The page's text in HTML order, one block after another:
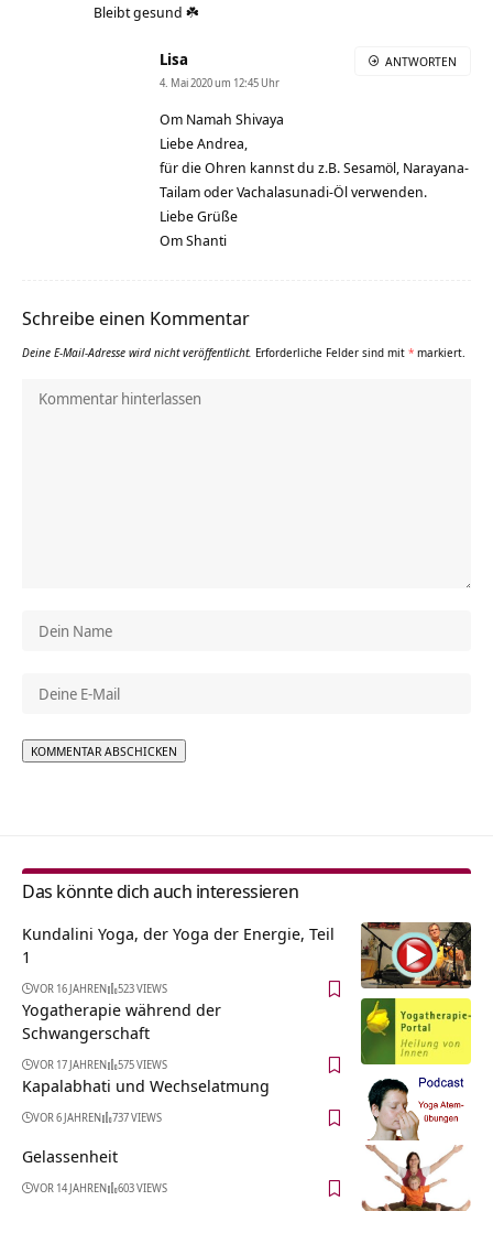
Bleibt gesund ☘️
Lisa
4. Mai 2020 um 12:45 Uhr
Om Namah Shivaya
Liebe Andrea,
für die Ohren kannst du z.B. Sesamöl, Narayana-
Tailam oder Vachalasunadi-Öl verwenden.
Liebe Grüße
Om Shanti
ANTWORTEN
Schreibe einen Kommentar
Deine E-Mail-Adresse wird nicht veröffentlicht. Erforderliche Felder sind mit * markiert.
Das könnte dich auch interessieren
Kundalini Yoga, der Yoga der Energie, Teil
1
VOR 16 JAHREN 523 VIEWS
Yogatherapie während der
Schwangerschaft
VOR 17 JAHREN 575 VIEWS
Kapalabhati und Wechselatmung
VOR 6 JAHREN 737 VIEWS
Gelassenheit
VOR 14 JAHREN 603 VIEWS